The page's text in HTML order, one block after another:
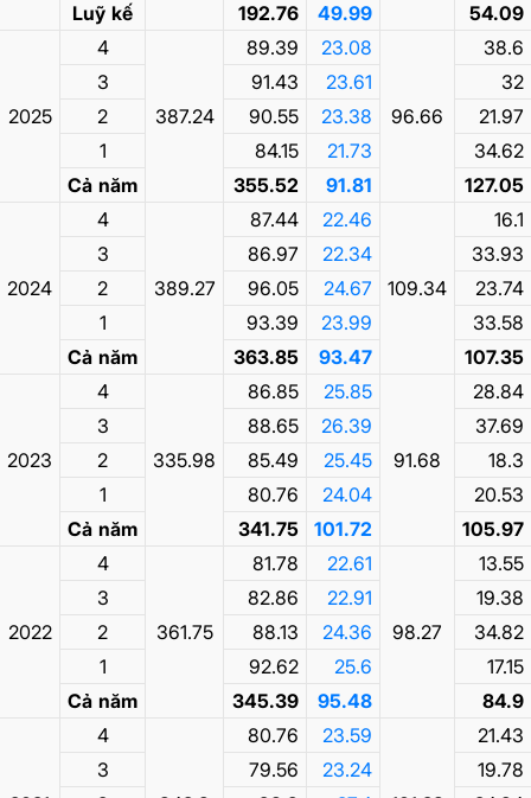
Luỹ kế
192.76 49.99 54.09
2025
4
387.24
89.39 23.08
96.66
38.6
3
91.43 23.61
32
2
90.55 23.38
21.97
1
84.15 21.73
34.62
Cả năm
355.52 91.81 127.05
2024
4
389.27
87.44 22.46
109.34
16.1
3
86.97 22.34
33.93
2
96.05 24.67
23.74
1
93.39 23.99
33.58
Cả năm
363.85 93.47 107.35
2023
4
335.98
86.85 25.85
91.68
28.84
3
88.65 26.39
37.69
2
85.49 25.45
18.3
1
80.76 24.04
20.53
Cả năm
341.75 101.72 105.97
2022
4
361.75
81.78 22.61
98.27
13.55
3
82.86 22.91
19.38
2
88.13 24.36
34.82
1
92.62 25.6
17.15
Cả năm
345.39 95.48 84.9
4 80.76 23.59
21.43
3
79.56 23.24
19.78